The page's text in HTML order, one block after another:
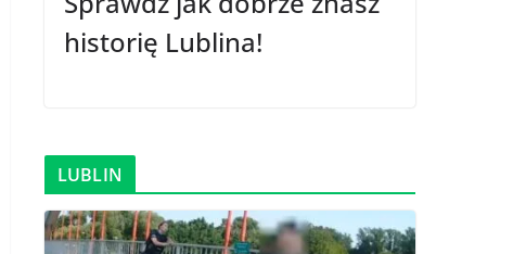
historię Lublina!
LUBLIN